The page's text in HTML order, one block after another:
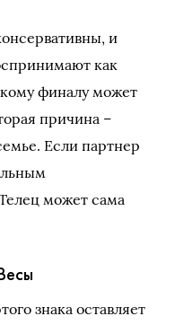
и
как
финалу может
причина –
Если партнер
может сама
знака оставляет